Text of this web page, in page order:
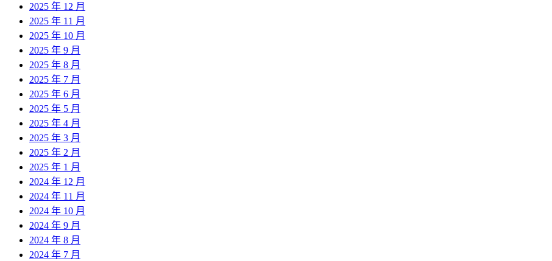
2025 年 12 月
2025 年 11 月
2025 年 10 月
2025 年 9 月
2025 年 8 月
2025 年 7 月
2025 年 6 月
2025 年 5 月
2025 年 4 月
2025 年 3 月
2025 年 2 月
2025 年 1 月
2024 年 12 月
2024 年 11 月
2024 年 10 月
2024 年 9 月
2024 年 8 月
2024 年 7 月